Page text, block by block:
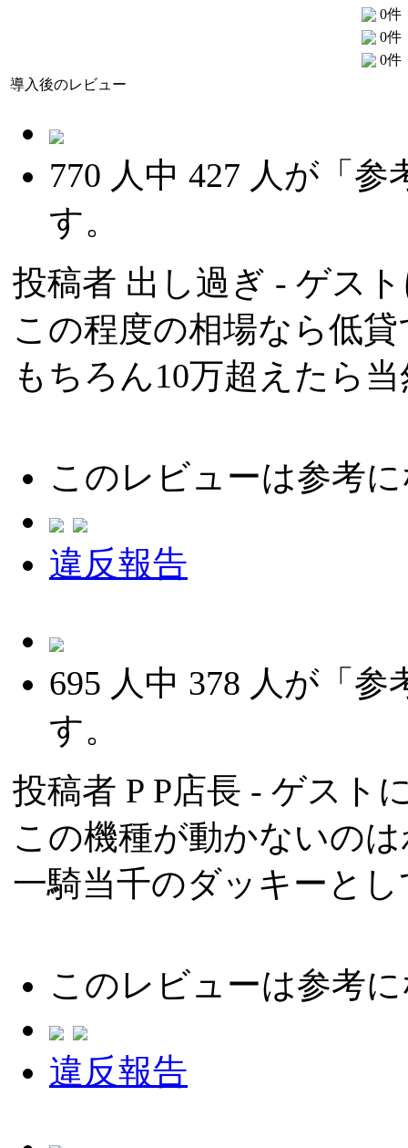
0件
0件
0件
導入後のレビュー
770 人中 427 人が「参
す。
投稿者 出し過ぎ - ゲス
この程度の相場なら低
もちろん10万超えたら
このレビューは参考
違反報告
695 人中 378 人が「参
す。
投稿者 P P店長 - ゲスト
この機種が動かないの
一騎当千のダッキーと
このレビューは参考
違反報告